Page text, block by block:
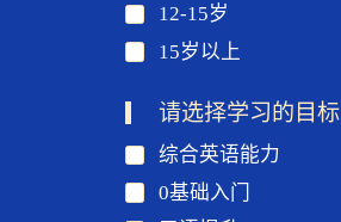
12-15岁
15岁以上
请选择学习的目标
综合英语能力
0基础入门